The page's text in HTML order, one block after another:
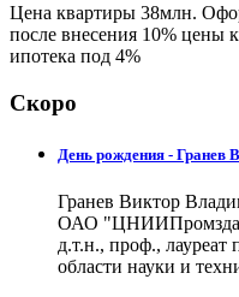
Цена квартиры 38млн.
после внесения 10% цены
ипотека под 4%
Скоро
День рождения - Гранев
Гранев Виктор
ОАО
д.т.н., проф.,
области науки и